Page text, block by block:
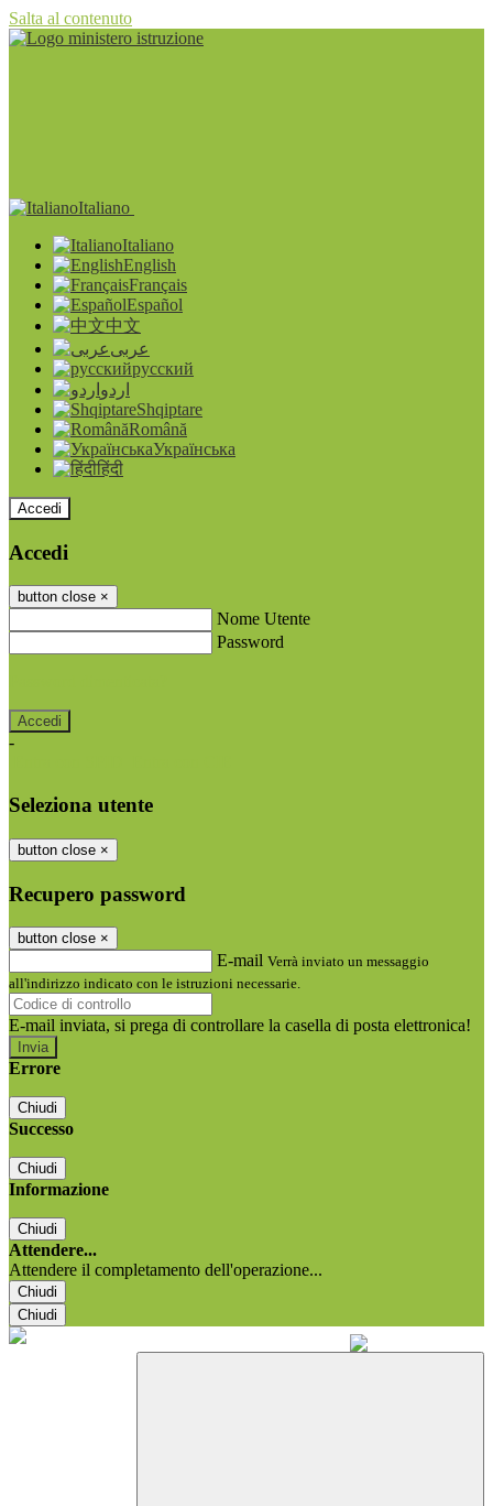
Salta al contenuto
Italiano
Italiano
English
Français
Español
中文
عربى
русский
اردو
Shqiptare
Română
Українська
हिंदी
Accedi
Accedi
button close ×
Nome Utente
Password
-
Seleziona utente
button close ×
Recupero password
button close ×
E-mail Verrà inviato un messaggio
all'indirizzo indicato con le istruzioni necessarie.
E-mail inviata, si prega di controllare la casella di posta elettronica!
Errore
Chiudi
Successo
Chiudi
Informazione
Chiudi
Attendere...
Attendere il completamento dell'operazione...
Chiudi
Chiudi